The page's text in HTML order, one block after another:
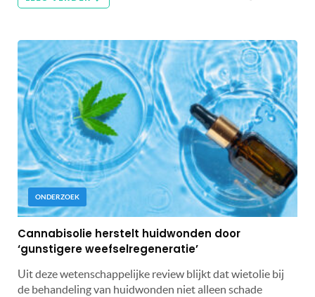
ONDERZOEK
Cannabisolie herstelt huidwonden door
‘gunstigere weefselregeneratie’
Uit deze wetenschappelijke review blijkt dat wietolie bij
de behandeling van huidwonden niet alleen schade